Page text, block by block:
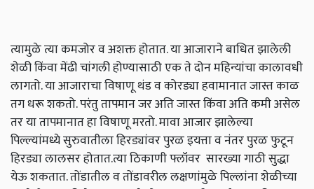
त्यामुळे त्या कमजोर व अशक्त होतात. या आजाराने बाधित झालेली
शेळी किंवा मेंढी चांगली होण्यासाठी एक ते दोन महिन्यांचा कालावधी
लागतो. या आजाराचा विषाणू थंड व कोरड्या हवामानात जास्त काळ
तग धरू शकतो. परंतु तापमान जर अति जास्त किंवा अति कमी असेल
तर या तापमानात हा विषाणू मरतो. मावा आजार झालेल्या
पिल्ल्यांमध्ये सुरुवातीला हिरड्यांवर पुरळ इयत्ता व नंतर पुरळ फुटून
हिरड्या लालसर होतात.त्या ठिकाणी फ्लॉवर सारख्या गाठी सुद्धा
येऊ शकतात. तोंडातील व तोंडावरील लक्षणांमुळे पिल्लांना शेळीच्या